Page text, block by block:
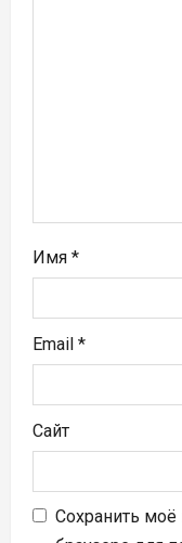
м
Имя *
Email *
Сайт
Сохранить моё